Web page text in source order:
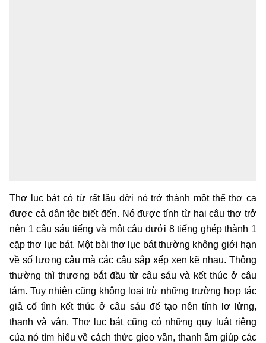
Thơ lục bát có từ rất lâu đời nó trở thành một thể thơ ca
được cả dân tộc biết đến. Nó được tính từ hai câu thơ trở
nên 1 câu sáu tiếng và một câu dưới 8 tiếng ghép thành 1
cặp thơ lục bát. Một bài thơ lục bát thường không giới hạn
về số lượng câu mà các câu sắp xếp xen kẽ nhau. Thông
thường thì thương bắt đầu từ câu sáu và kết thúc ở câu
tám. Tuy nhiên cũng không loại trừ những trường hợp tác
giả cố tình kết thúc ở câu sáu để tạo nên tính lơ lửng,
thanh và vân. Thơ lục bát cũng có những quy luật riêng
của nó tìm hiểu về cách thức gieo vần, thanh âm giúp các